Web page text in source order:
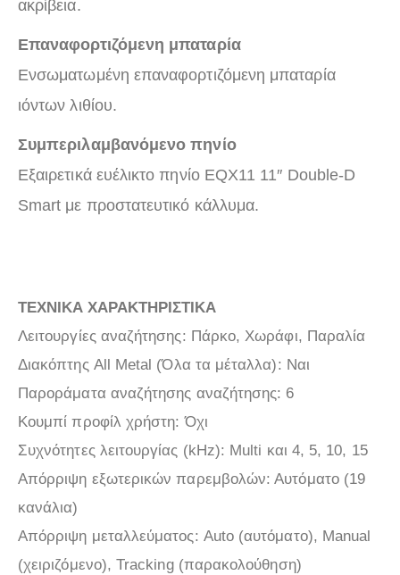
ακρίβεια.
Επαναφορτιζόμενη μπαταρία
Ενσωματωμένη επαναφορτιζόμενη μπαταρία
ιόντων λιθίου.
Συμπεριλαμβανόμενο πηνίο
Εξαιρετικά ευέλικτο πηνίο EQX11 11″ Double-D
Smart με προστατευτικό κάλλυμα.
TEXNIKA ΧΑΡΑΚΤΗΡΙΣΤΙΚΑ
Λειτουργίες αναζήτησης: Πάρκο, Χωράφι, Παραλία
Διακόπτης All Metal (Όλα τα μέταλλα): Ναι
Παροράματα αναζήτησης αναζήτησης: 6
Κουμπί προφίλ χρήστη: Όχι
Συχνότητες λειτουργίας (kHz): Multi και 4, 5, 10, 15
Απόρριψη εξωτερικών παρεμβολών: Αυτόματο (19
κανάλια)
Απόρριψη μεταλλεύματος: Auto (αυτόματο), Manual
(χειριζόμενο), Tracking (παρακολούθηση)